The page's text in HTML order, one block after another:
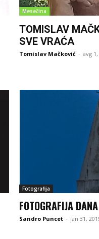
Mesečina
TOMISLAV
SVE VRAĆA
Tomislav Mačković - avg
Fotografija
FOTOGRAFIJA DANA
Sandro Puncet - jan 31,